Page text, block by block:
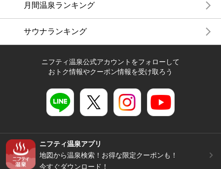
月間温泉ランキング
サウナランキング
ニフティ温泉公式アカウントをフォローして
おトク情報やクーポン情報を受け取ろう
ニフティ温泉アプリ
地図から温泉検索！お得な限定クーポンも！
今すぐダウンロード！